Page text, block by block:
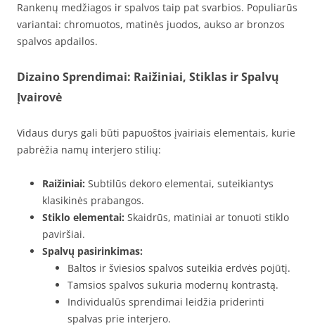
Rankenų medžiagos ir spalvos taip pat svarbios. Populiarūs
variantai: chromuotos, matinės juodos, aukso ar bronzos
spalvos apdailos.
Dizaino Sprendimai: Raižiniai, Stiklas ir Spalvų
Įvairovė
Vidaus durys gali būti papuoštos įvairiais elementais, kurie
pabrėžia namų interjero stilių:
Raižiniai: Subtilūs dekoro elementai, suteikiantys
klasikinės prabangos.
Stiklo elementai: Skaidrūs, matiniai ar tonuoti stiklo
paviršiai.
Spalvų pasirinkimas:
Baltos ir šviesios spalvos suteikia erdvės pojūtį.
Tamsios spalvos sukuria modernų kontrastą.
Individualūs sprendimai leidžia priderinti
spalvas prie interjero.